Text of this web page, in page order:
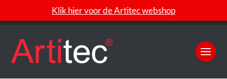
Klik hier voor de Artitec webshop